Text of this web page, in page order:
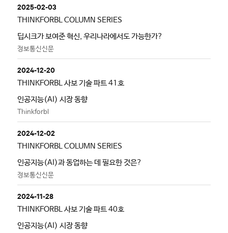
2025-02-03
THINKFORBL COLUMN SERIES
딥시크가 보여준 혁신, 우리나라에서도 가능한가?
정보통신신문
2024-12-20
THINKFORBL 사보 기술 파트 41호
인공지능(AI) 시장 동향
Thinkforbl
2024-12-02
THINKFORBL COLUMN SERIES
인공지능(AI)과 동업하는 데 필요한 것은?
정보통신신문
2024-11-28
THINKFORBL 사보 기술 파트 40호
인공지능(AI) 시장 동향